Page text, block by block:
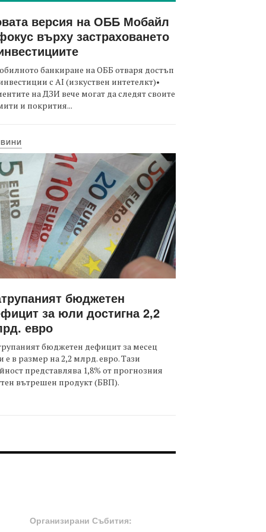
версия на ОББ Мобайл
върху застраховането
банкиране на ОББ отваря достъп
с AI (изкуствен интетелкт)•
на ДЗИ вече могат да следят своите
и покрития...
бюджетен
за юли достигна 2,2
евро
бюджетен дефицит за месец
е в размер на 2,2 млрд. евро. Тази
представлява 1,8% от прогнозния
вътрешен продукт (БВП).
Организирани Събития: